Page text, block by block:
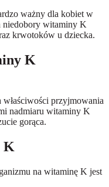
ważny dla kobiet w
niedobory witaminy K
krwotoków u dziecka.
K
przyjmowania
nadmiaru witaminy K
gorąca.
K
na witaminę K jest